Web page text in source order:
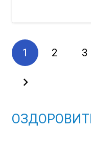
1 2 3